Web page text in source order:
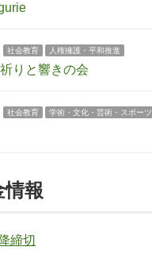
社会教育 人権擁護・平和推進
りと響きの会
社会教育 学術・文化・芸術・スポーツ
情報
締切